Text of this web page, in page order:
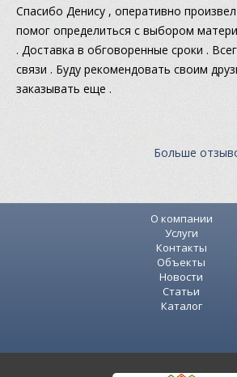
Спасибо Денису , оперативно
помог определиться с выбором
. Доставка в обговоренные сроки .
связи . Буду рекомендовать своим
заказывать еще .
Больше
О компании
Услуги
Контакты
Объекты
Новости
Статьи
Каталог